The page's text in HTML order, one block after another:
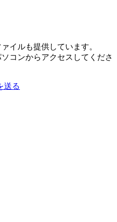
イルも提供しています。
コンからアクセスしてくださ
送る